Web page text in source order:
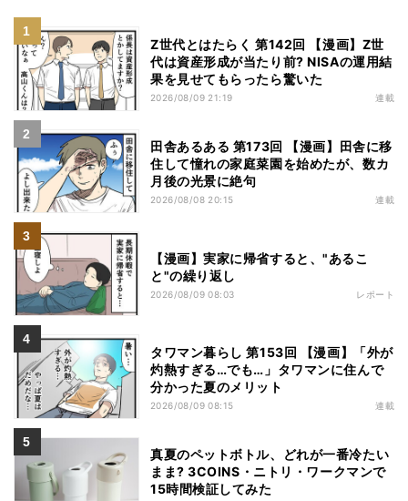
Z世代とはたらく 第142回 【漫画】Z世
代は資産形成が当たり前? NISAの運用結
果を見せてもらったら驚いた
2026/08/09 21:19 連載
田舎あるある 第173回 【漫画】田舎に移
住して憧れの家庭菜園を始めたが、数カ
月後の光景に絶句
2026/08/08 20:15 連載
【漫画】実家に帰省すると、"あるこ
と"の繰り返し
2026/08/09 08:03 レポート
タワマン暮らし 第153回 【漫画】「外が
灼熱すぎる…でも…」タワマンに住んで
分かった夏のメリット
2026/08/09 08:15 連載
真夏のペットボトル、どれが一番冷たい
まま? 3COINS・ニトリ・ワークマンで
15時間検証してみた